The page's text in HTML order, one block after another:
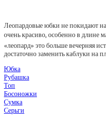
Леопардовые юбки не покидают
очень красиво, особенно в длине
«леопард» это больше вечерняя
достаточно заменить каблуки на
Юбка
Рубашка
Топ
Босоножки
Сумка
Серьги